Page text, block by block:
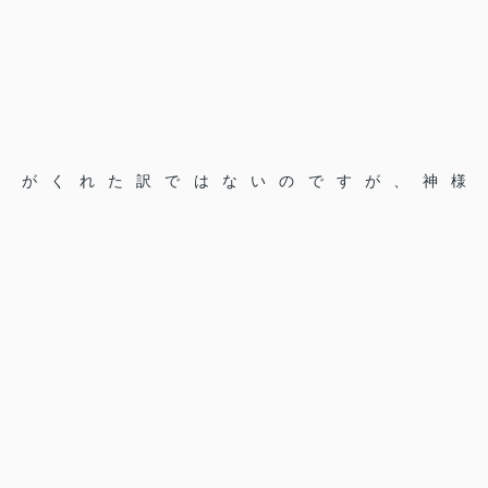
がくれた訳ではないのですが、神様